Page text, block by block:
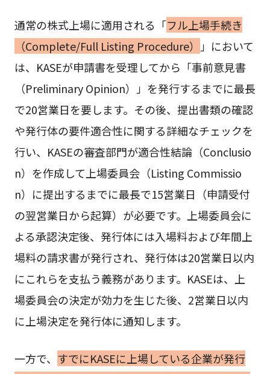
通常の株式上場に適用される「フル上場手続き
（Complete/Full Listing Procedure）
」において
は、KASEが申請書を受理してから「事前意見書
（Preliminary Opinion）」を発行するまでに最長
で20営業日を要します。その後、提出書類の確認
や発行体の要件適合性に関する詳細なチェックを
行い、KASEの審査部門が適合性結論（Conclusio
n）を作成して上場委員会（Listing Commissio
n）に提出するまでに最長で15営業日（申請受付
の翌営業日から起算）が必要です。上場委員会に
よる承認決定後、発行体には入場料および年間上
場料の請求書が発行され、発行体は20営業日以内
にこれらを支払う義務があります。KASEは、上
場委員会の決定が効力を生じた後、2営業日以内
に上場決定を発行体に通知します。
一方で、 すでにKASEに上場している企業が発行